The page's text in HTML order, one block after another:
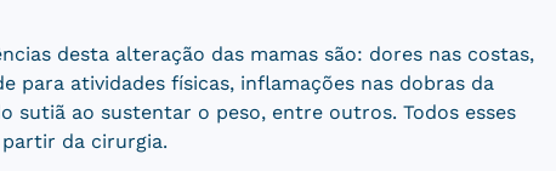
desta alteração das mamas são: dores nas costas,
para atividades físicas, inflamações nas dobras da
sutiã ao sustentar o peso, entre outros. Todos esses
da cirurgia.